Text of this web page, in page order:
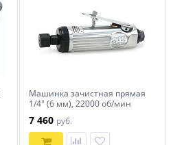
Машинка зачистная прямая
1/4" (6 мм), 22000 об/мин
7 460 руб.